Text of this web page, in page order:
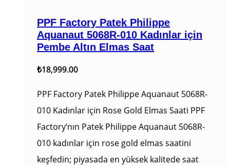
PPF Factory Patek Philippe
Aquanaut 5068R-010 Kadınlar için
Pembe Altın Elmas Saat
₺18,999.00
PPF Factory Patek Philippe Aquanaut 5068R-
010 Kadınlar için Rose Gold Elmas Saati PPF
Factory’nın Patek Philippe Aquanaut 5068R-
010 kadınlar için rose gold elmas saatini
keşfedin; piyasada en yüksek kalitede saat